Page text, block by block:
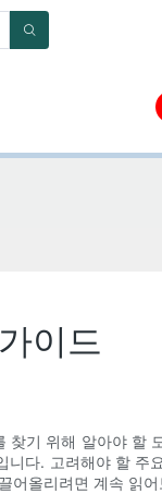
이드
찾기 위해 알아야 할
다. 고려해야 할 주
어올리려면 계속 읽어